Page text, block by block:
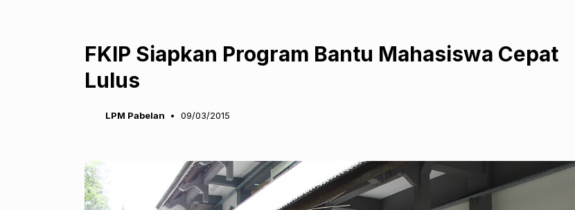
FKIP Siapkan Program Bantu Mahasiswa Cepat
Lulus
LPM Pabelan 09/03/2015